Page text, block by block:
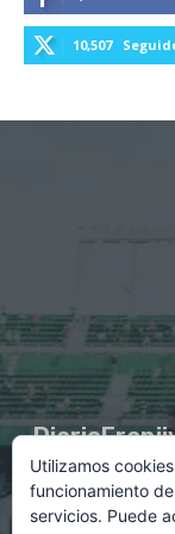
10,507
Utilizamos
funcionamiento
servicios. Puede